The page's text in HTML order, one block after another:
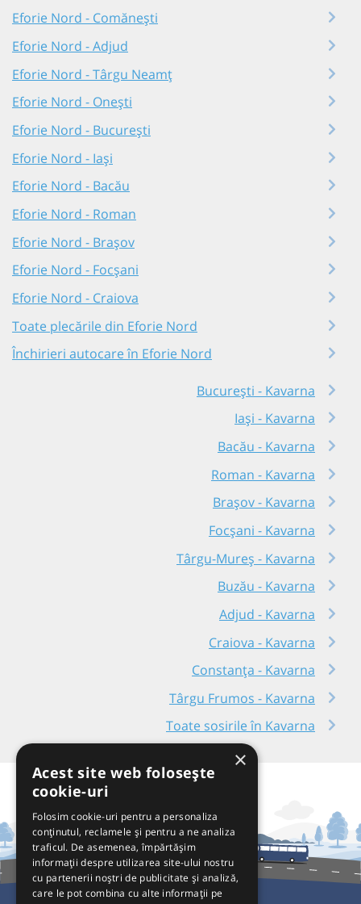
Eforie Nord - Comănești
Eforie Nord - Adjud
Eforie Nord - Târgu Neamț
Eforie Nord - Onești
Eforie Nord - București
Eforie Nord - Iași
Eforie Nord - Bacău
Eforie Nord - Roman
Eforie Nord - Brașov
Eforie Nord - Focșani
Eforie Nord - Craiova
Toate plecările din Eforie Nord
Închirieri autocare în Eforie Nord
București - Kavarna
Iași - Kavarna
Bacău - Kavarna
Roman - Kavarna
Brașov - Kavarna
Focșani - Kavarna
Târgu-Mureș - Kavarna
Buzău - Kavarna
Adjud - Kavarna
Craiova - Kavarna
Constanța - Kavarna
Târgu Frumos - Kavarna
Toate sosirile în Kavarna
×
Acest site web folosește
cookie-uri
Folosim cookie-uri pentru a personaliza
conținutul, reclamele și pentru a ne analiza
traficul. De asemenea, împărtășim
informații despre utilizarea site-ului nostru
cu partenerii noștri de publicitate și analiză,
care le pot combina cu alte informații pe